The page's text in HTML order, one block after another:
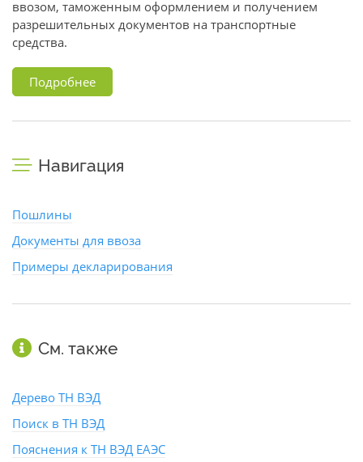
ввозом, таможенным оформлением и получением
разрешительных документов на транспортные
средства.
Подробнее
Навигация
Пошлины
Документы для ввоза
Примеры декларирования
См. также
Дерево ТН ВЭД
Поиск в ТН ВЭД
Пояснения к ТН ВЭД ЕАЭС